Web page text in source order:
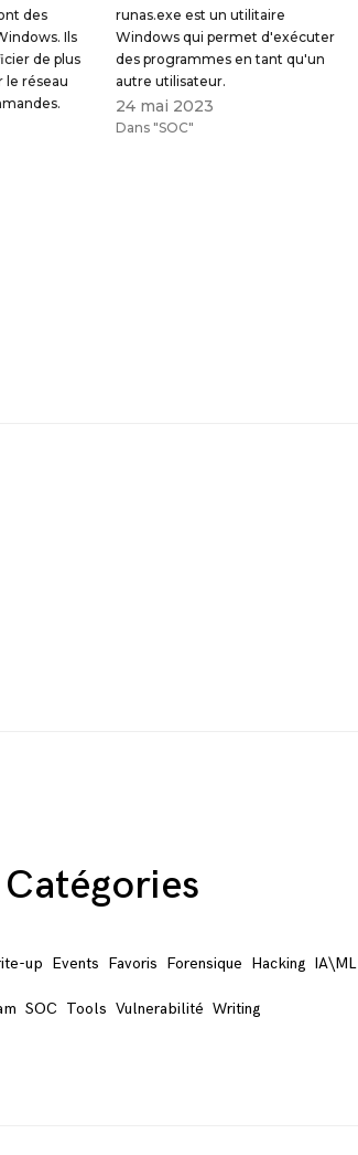
des
Ils
de plus
le réseau
runas.exe est un utilitaire
Windows qui permet d'exécuter
des programmes en tant qu'un
autre utilisateur.
24 mai 2023
Dans "SOC"
Catégories
up Events Favoris Forensique Hacking IA\ML
SOC Tools Vulnerabilité Writing